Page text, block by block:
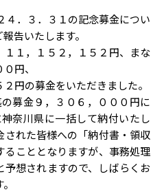
．３．３１の記念募金につい
告いたします。
１，１５２，１５２円、まな
円、
円の募金をいただきました。
募金９，３０６，０００円に
奈川県に一括して納付いたし
された皆様への「納付書・領収
こととなりますが、事務処理
想されますので、しばらくお